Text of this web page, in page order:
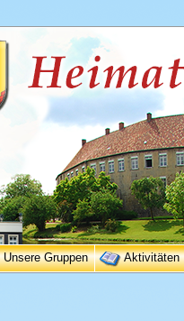
Unsere Gruppen Aktivitäten